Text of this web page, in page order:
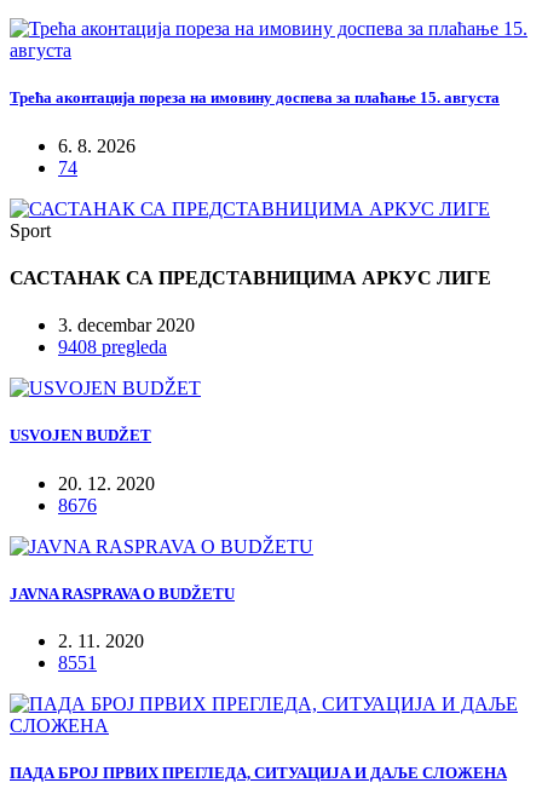
Трећа аконтација пореза на имовину доспева за плаћање 15. августа
6. 8. 2026
74
Sport
САСТАНАК СА ПРЕДСТАВНИЦИМА АРКУС ЛИГЕ
3. decembar 2020
9408 pregleda
USVOJEN BUDŽET
20. 12. 2020
8676
JAVNA RASPRAVA O BUDŽETU
2. 11. 2020
8551
ПАДА БРОЈ ПРВИХ ПРЕГЛЕДА, СИТУАЦИЈА И ДАЉЕ СЛОЖЕНА